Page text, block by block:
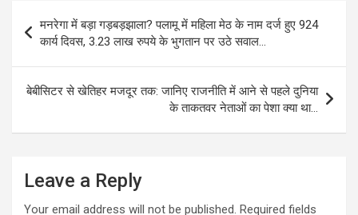
navigation
मनरेगा में बड़ा गड़बड़झाला? पलामू में महिला मेठ के नाम दर्ज हुए 924
कार्य दिवस, 3.23 लाख रुपये के भुगतान पर उठे सवाल…
बेबीसिटर से खेतिहर मजदूर तक: जानिए राजनीति में आने से पहले दुनिया
के ताकतवर नेताओं का पेशा क्या था…
Leave a Reply
Your email address will not be published. Required fields